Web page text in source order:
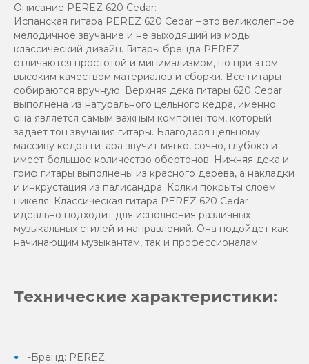
Описание PEREZ 620 Cedar:
Испанская гитара PEREZ 620 Cedar – это великолепное
мелодичное звучание и не выходящий из моды
классический дизайн. Гитары бренда PEREZ
отличаются простотой и минимализмом, но при этом
высоким качеством материалов и сборки. Все гитары
собираются вручную. Верхняя дека гитары 620 Cedar
выполнена из натурального цельного кедра, именно
она является самым важным компонентом, который
задает тон звучания гитары. Благодаря цельному
массиву кедра гитара звучит мягко, сочно, глубоко и
имеет большое количество обертонов. Нижняя дека и
гриф гитары выполнены из красного дерева, а накладки
и инкрустация из палисандра. Колки покрыты слоем
никеля. Классическая гитара PEREZ 620 Cedar
идеально подходит для исполнения различных
музыкальных стилей и направлений. Она подойдет как
начинающим музыкантам, так и профессионалам.
Технические характеристики:
-Бренд: PEREZ